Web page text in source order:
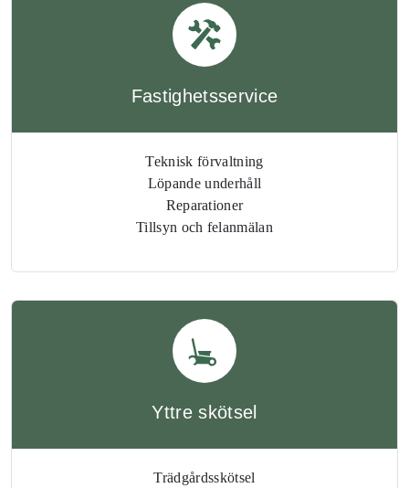
Fastighetsservice
Teknisk förvaltning
Löpande underhåll
Reparationer
Tillsyn och felanmälan
Yttre skötsel
Trädgårdsskötsel